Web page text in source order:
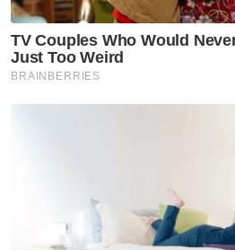
Perolehan
Audit Bebas
Artikel